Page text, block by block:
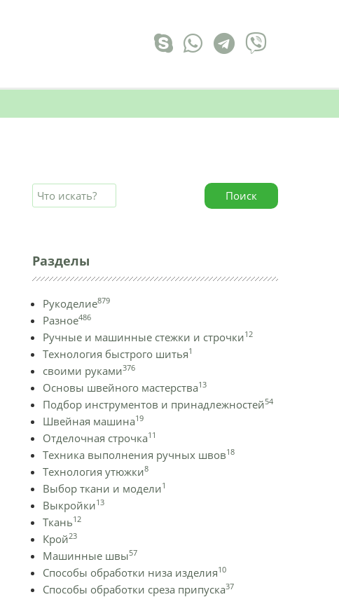
Поиск
Разделы
Рукоделие879
Разное486
Ручные и машинные стежки и строчки12
Технология быстрого шитья1
своими руками376
Основы швейного мастерства13
Подбор инструментов и принадлежностей54
Швейная машина19
Отделочная строчка11
Техника выполнения ручных швов18
Технология утюжки8
Выбор ткани и модели1
Выкройки13
Ткань12
Крой23
Машинные швы57
Способы обработки низа изделия10
Способы обработки среза припуска37